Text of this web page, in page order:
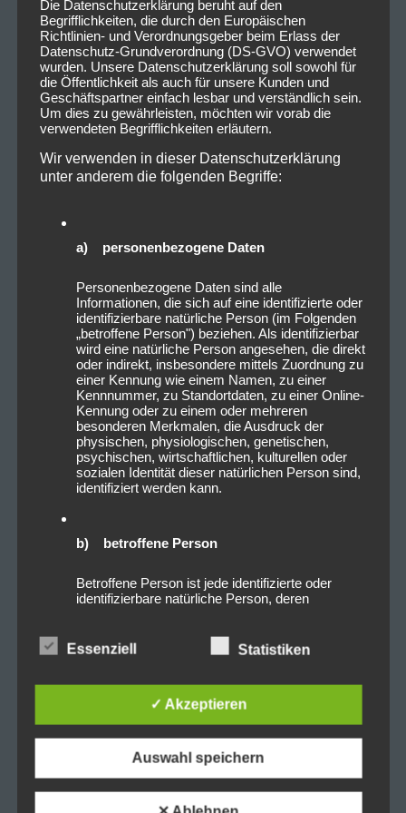
Die Datenschutzerklärung beruht auf den
Begrifflichkeiten, die durch den Europäischen
Richtlinien- und Verordnungsgeber beim Erlass der
Datenschutz-Grundverordnung (DS-GVO) verwendet
wurden. Unsere Datenschutzerklärung soll sowohl für
die Öffentlichkeit als auch für unsere Kunden und
Geschäftspartner einfach lesbar und verständlich sein.
Um dies zu gewährleisten, möchten wir vorab die
verwendeten Begrifflichkeiten erläutern.
Wir verwenden in dieser Datenschutzerklärung
unter anderem die folgenden Begriffe:
a) personenbezogene Daten
Personenbezogene Daten sind alle
Informationen, die sich auf eine identifizierte oder
identifizierbare natürliche Person (im Folgenden
„betroffene Person") beziehen. Als identifizierbar
wird eine natürliche Person angesehen, die direkt
oder indirekt, insbesondere mittels Zuordnung zu
einer Kennung wie einem Namen, zu einer
Kennnummer, zu Standortdaten, zu einer Online-
Kennung oder zu einem oder mehreren
besonderen Merkmalen, die Ausdruck der
physischen, physiologischen, genetischen,
psychischen, wirtschaftlichen, kulturellen oder
sozialen Identität dieser natürlichen Person sind,
identifiziert werden kann.
b) betroffene Person
Betroffene Person ist jede identifizierte oder
identifizierbare natürliche Person, deren
werden.
c) Verarbeitung
Verarbeitung ist jeder mit oder ohne Hilfe
automatisierter Verfahren ausgeführte Vorgang
oder jede solche Vorgangsreihe im
wie das Erheben, das Erfassen, die
Essenziell Statistiken
✓ Akzeptieren
Auswahl speichern